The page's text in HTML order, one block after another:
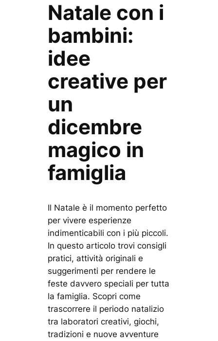
Natale con i
bambini:
idee
creative per
un
dicembre
magico in
famiglia
Il Natale è il momento perfetto
per vivere esperienze
indimenticabili con i più piccoli.
In questo articolo trovi consigli
pratici, attività originali e
suggerimenti per rendere le
feste davvero speciali per tutta
la famiglia. Scopri come
trascorrere il periodo natalizio
tra laboratori creativi, giochi,
tradizioni e nuove avventure